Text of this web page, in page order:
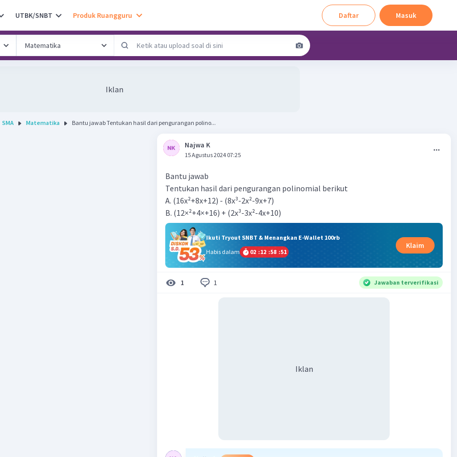
UTBK/SNBT Produk Ruangguru Daftar Masuk
Iklan
SMA Matematika Bantu jawab Tentukan hasil dari pengurangan polino...
Najwa K
15 Agustus 2024 07:25
Bantu jawab
Tentukan hasil dari pengurangan polinomial berikut
A. (16x²+8x+12) - (8x³-2x²-9x+7)
B. (12×²+4×+16) + (2x³-3x²-4x+10)
Ikuti Tryout SNBT & Menangkan E-Wallet 100rb
Habis dalam
02 :12 :58 :51
Klaim
1 1 Jawaban terverifikasi
Iklan